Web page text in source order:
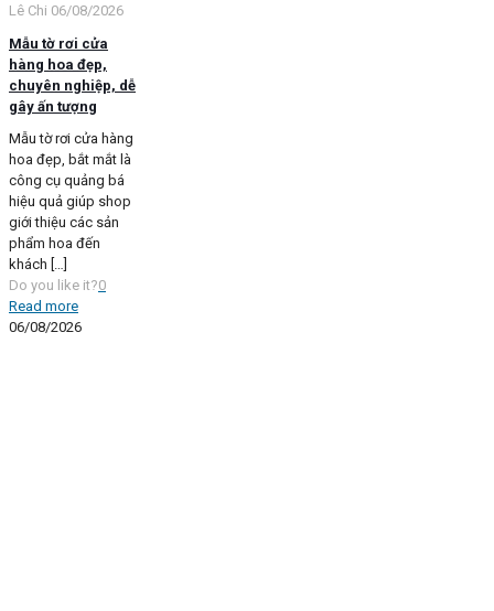
Lê Chi 06/08/2026
Mẫu tờ rơi cửa
hàng hoa đẹp,
chuyên nghiệp, dễ
gây ấn tượng
Mẫu tờ rơi cửa hàng
hoa đẹp, bắt mắt là
công cụ quảng bá
hiệu quả giúp shop
giới thiệu các sản
phẩm hoa đến
khách […]
Do you like it?0
Read more
06/08/2026